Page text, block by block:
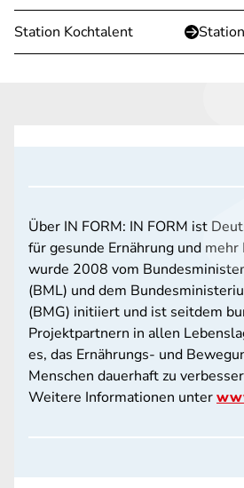
Station Kochtalent
Über IN FORM: IN FORM ist
für gesunde Ernährung und mehr
wurde 2008 vom
(BML) und dem
(BMG) initiiert und ist seitdem
Projektpartnern in allen
es, das Ernährungs- und
Menschen dauerhaft zu
Weitere Informationen unter